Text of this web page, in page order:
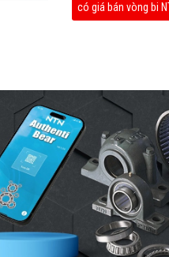
có giá bán vòng bi